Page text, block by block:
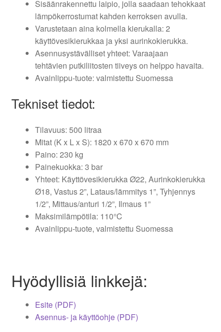
Sisäänrakennettu laipio, jolla saadaan tehokkaat
lämpökerrostumat kahden kerroksen avulla.
Varustetaan aina kolmella kierukalla: 2
käyttövesikierukkaa ja yksi aurinkokierukka.
Asennusystävälliset yhteet: Varaajaan
tehtävien putkiliitosten tiiveys on helppo havaita.
Avainlippu-tuote: valmistettu Suomessa
Tekniset tiedot:
Tilavuus: 500 litraa
Mitat (K x L x S): 1820 x 670 x 670 mm
Paino: 230 kg
Painekuokka: 3 bar
Yhteet: Käyttövesikierukka Ø22, Aurinkokierukka
Ø18, Vastus 2”, Lataus/lämmitys 1”, Tyhjennys
1/2”, Mittaus/anturi 1/2”, Ilmaus 1”
Maksimilämpötila: 110°C
Avainlippu-tuote, valmistettu Suomessa
Hyödyllisiä linkkejä:
Esite (PDF)
Asennus- ja käyttöohje (PDF)